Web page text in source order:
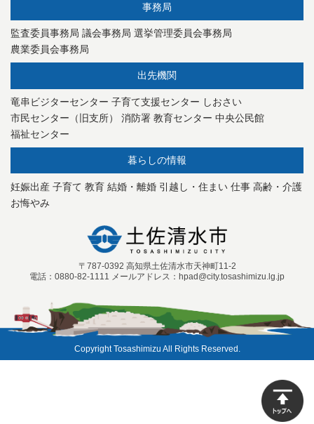
事務局
監査委員事務局 議会事務局 選挙管理委員会事務局
農業委員会事務局
出先機関
竜串ビジターセンター 子育て支援センター しおさい
市民センター（旧支所）
消防署 教育センター 中央公民館
福祉センター
暮らしの情報
妊娠出産 子育て 教育 結婚・離婚 引越し・住まい 仕事 高齢・介護
お悔やみ
〒787-0392 高知県土佐清水市天神町11-2
電話：0880-82-1111 メールアドレス：hpad@city.tosashimizu.lg.jp
Copyright Tosashimizu All Rights Reserved.